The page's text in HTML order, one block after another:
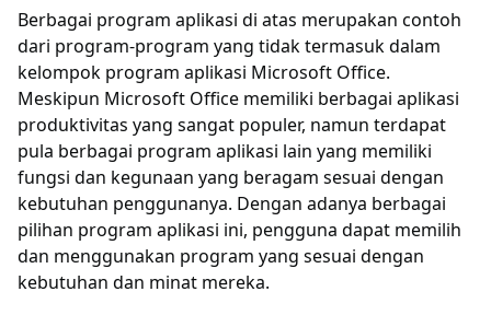
Berbagai program aplikasi di atas merupakan contoh
dari program-program yang tidak termasuk dalam
kelompok program aplikasi Microsoft Office.
Meskipun Microsoft Office memiliki berbagai aplikasi
produktivitas yang sangat populer, namun terdapat
pula berbagai program aplikasi lain yang memiliki
fungsi dan kegunaan yang beragam sesuai dengan
kebutuhan penggunanya. Dengan adanya berbagai
pilihan program aplikasi ini, pengguna dapat memilih
dan menggunakan program yang sesuai dengan
kebutuhan dan minat mereka.